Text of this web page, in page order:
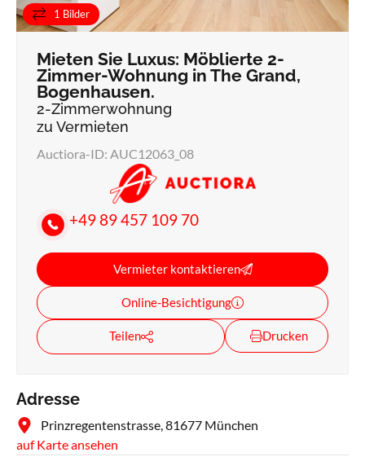
1 Bilder
Mieten Sie Luxus: Möblierte 2-
Zimmer-Wohnung in The Grand,
Bogenhausen.
2-Zimmerwohnung
zu Vermieten
Auctiora-ID: AUC12063_08
+49 89 457 109 70
Vermieter kontaktieren
Online-Besichtigung
Teilen Drucken
Adresse
Prinzregentenstrasse, 81677 München
auf Karte ansehen